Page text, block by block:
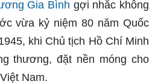
Gia Bình gợi nhắc không
vừa kỷ niệm 80 năm Quốc
khi Chủ tịch Hồ Chí Minh
thương, đặt nền móng cho
Nam.